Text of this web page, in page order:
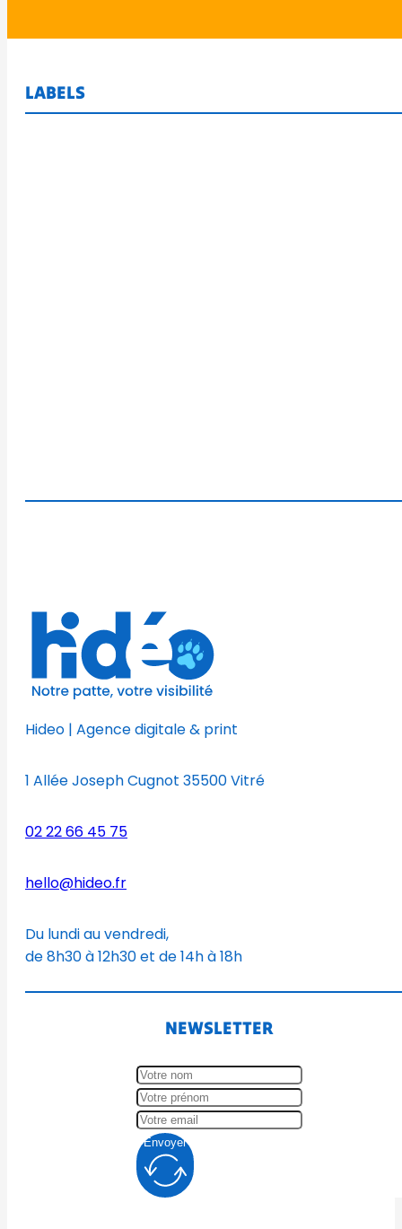
LABELS
Hideo | Agence digitale & print
1 Allée Joseph Cugnot 35500 Vitré
02 22 66 45 75
hello@hideo.fr
Du lundi au vendredi,
de 8h30 à 12h30 et de 14h à 18h
NEWSLETTER
Envoyer